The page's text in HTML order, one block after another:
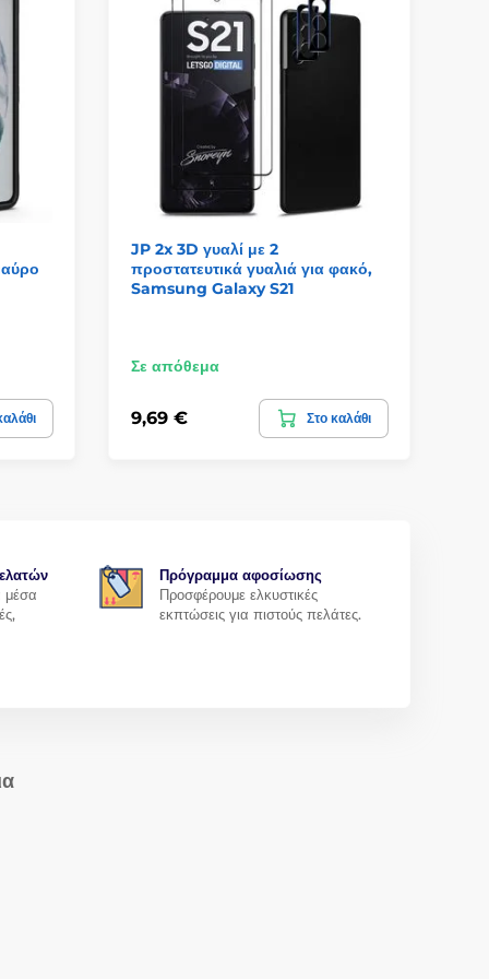
JP 2x 3D γυαλί με 2
προστατευτικά γυαλιά για φακό,
Samsung Galaxy S21
Σε απόθεμα
9,69 € Στο καλάθι
μέσα
Πρόγραμμα αφοσίωσης
Προσφέρουμε ελκυστικές
εκπτώσεις για πιστούς πελάτες.